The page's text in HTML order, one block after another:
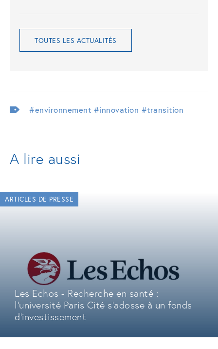
TOUTES LES ACTUALITÉS
#environnement #innovation #transition
A lire aussi
ARTICLES DE PRESSE
Les Echos - Recherche en santé :
l'université Paris Cité s'adosse à un fonds
d'investissement